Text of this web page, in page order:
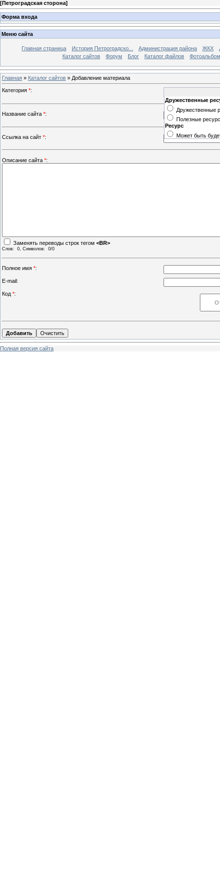
[Петроградская сторона]
Форма входа
Меню сайта
Главная страница История Петроградско... Администрация района ЖКХ
Каталог сайтов
Форум Блог Каталог файлов
Главная » Каталог сайтов » Добавление материала
Категория *:
Дружественные
Дружественные
Полезные
Ресурс
Может быть
Название сайта *:
Ссылка на сайт *:
Описание сайта *:
Заменять переводы строк тегом <BR>
Слов: 0 , Символов: 0/0
Полное имя *:
E-mail:
Код *:
Полная версия сайта